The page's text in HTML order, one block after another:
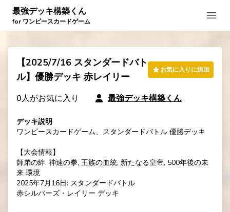
最強デッキ構築くん
for ワンピースカードゲーム
【2025/7/16 スタンダードバト
ル】優勝デッキ 赤レイリー
お気に入りに追加
0人がお気に入り 最強デッキ構築くん
デッキ説明
ワンピースカードゲーム、スタンダードバトル 優勝デッキ
【大会情報】
師弟の絆, 神速の拳, 王族の血統, 新たなる皇帝, 500年後の未
来 環境
2025年7月16日: スタンダードバトル
赤シルバーズ・レイリー デッキ